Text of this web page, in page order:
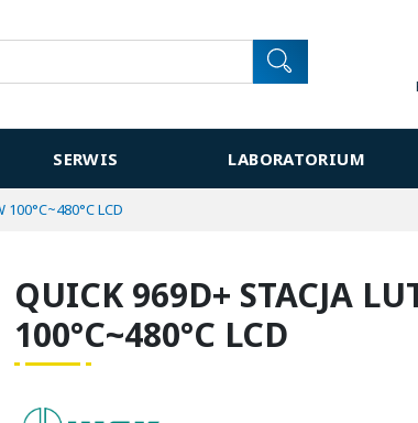
SERWIS LABORATORIUM
LCD
QUICK 969D+ STACJA
100°C~480°C LCD